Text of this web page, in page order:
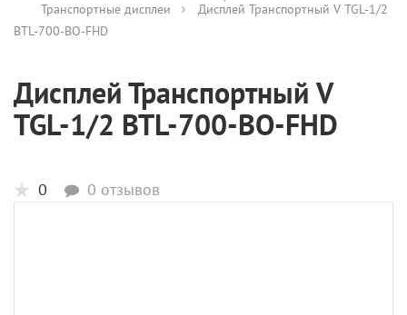
Транспортные дисплеи
Дисплей Транспортный V TGL-1/2
BTL-700-BO-FHD
Дисплей Транспортный V
TGL-1/2 BTL-700-BO-FHD
0 0 отзывов